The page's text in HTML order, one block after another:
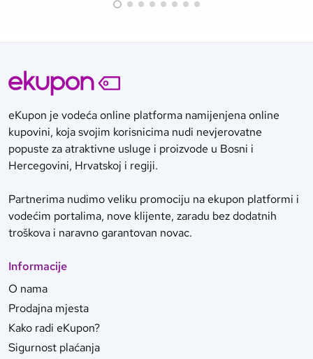
eKupon je vodeća online platforma namijenjena online
kupovini, koja svojim korisnicima nudi nevjerovatne
popuste za atraktivne usluge i proizvode u Bosni i
Hercegovini, Hrvatskoj i regiji.
Partnerima nudimo veliku promociju na ekupon platformi i
vodećim portalima, nove klijente, zaradu bez dodatnih
troškova i naravno garantovan novac.
Informacije
O nama
Prodajna mjesta
Kako radi eKupon?
Sigurnost plaćanja